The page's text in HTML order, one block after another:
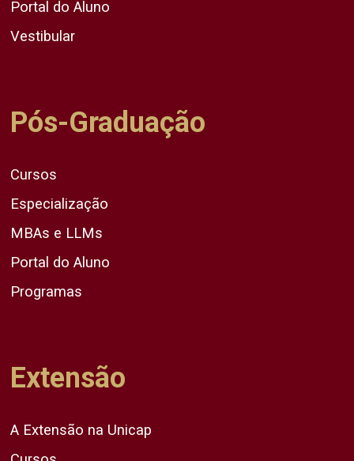
Portal do Aluno
Vestibular
Pós-Graduação
Cursos
Especialização
MBAs e LLMs
Portal do Aluno
Programas
Extensão
A Extensão na Unicap